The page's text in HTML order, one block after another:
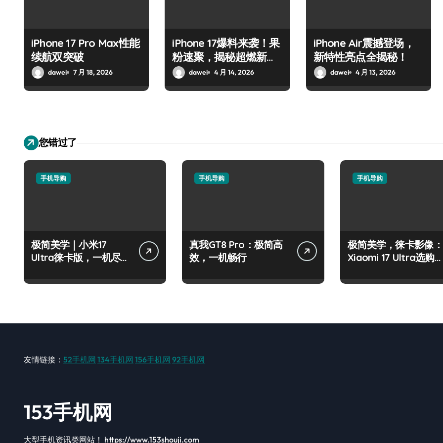
iPhone 17 Pro Max性能
续航双突破
dawei 7 月 18, 2026
iPhone 17爆料来袭！果
粉速聚，揭秘超燃新惊
喜！dawei 4 月 14, 2026
iPhone Air震撼登场，
新特性亮点全揭秘！
dawei 4 月 13, 2026
您错过了
手机导购
极简美学｜小米17
Ultra徕卡版，一机尽享
手机导购
真我GT8 Pro：极简高
效，一机畅行
手机导购
极简美学，徕卡影像：
Xiaomi 17 Ultra选购
友情链接： 52手机网 134手机网 156手机网 92手机网
153手机网
大型手机资讯类网站！ https://www.153shouji.com